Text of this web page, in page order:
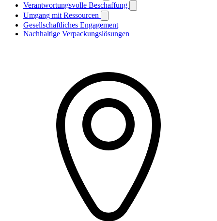
Verantwortungsvolle Beschaffung
Umgang mit Ressourcen
Gesellschaftliches Engagement
Nachhaltige Verpackungslösungen